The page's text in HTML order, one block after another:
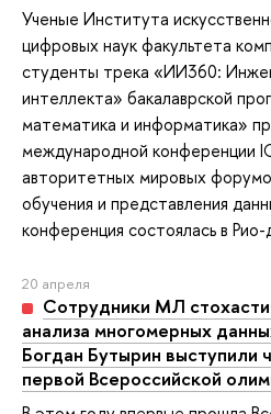
Ученые Института
цифровых наук факультета
студенты трека «ИИ360:
интеллекта» бакалаврской
математика и информатика»
международной конференции
авторитетных мировых
обучения и представления
конференция состоялась в
20 апреля
Сотрудники МЛ
анализа многомерных
Богдан Бутырин выступили
первой Всероссийской